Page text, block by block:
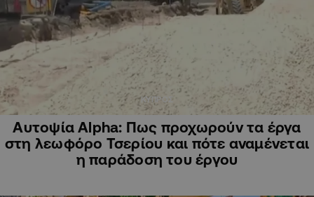
ΚΥΠΡΟΣ
Αυτοψία Alpha: Πως προχωρούν τα έργα
στη λεωφόρο Τσερίου και πότε αναμένεται
η παράδοση του έργου